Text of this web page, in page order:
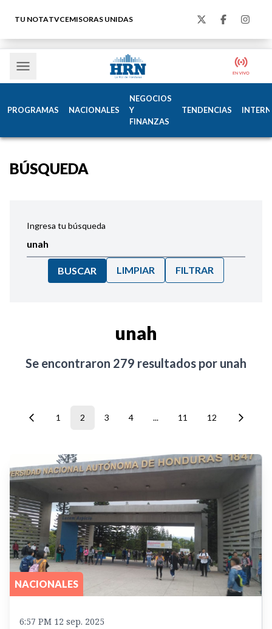
TU NOTATVCEMISORAS UNIDAS
PROGRAMAS NACIONALES
NEGOCIOS
Y
FINANZAS
TENDENCIAS
BÚSQUEDA
Ingresa tu búsqueda
BUSCAR LIMPIAR FILTRAR
unah
Se encontraron 279 resultados por unah
1 2 3 4 ... 11 12
NACIONALES
6:57 PM 12 sep. 2025